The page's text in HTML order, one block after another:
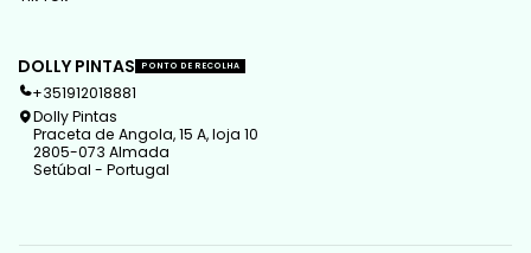
DOLLY PINTAS PONTO DE RECOLHA
+351912018881
Dolly Pintas
Praceta de Angola, 15 A, loja 10
2805-073 Almada
Setúbal - Portugal